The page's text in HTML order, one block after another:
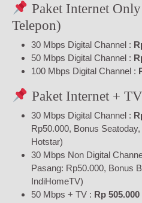
Paket Internet
Telepon)
30 Mbps Digital Channel :
50 Mbps Digital Channel :
100 Mbps Digital Channel :
Paket Internet + TV
30 Mbps Digital Channel :
Rp50.000, Bonus
Hotstar)
30 Mbps Non Digital
Pasang: Rp50.000, Bonus
IndiHomeTV)
50 Mbps + TV : Rp 505.000